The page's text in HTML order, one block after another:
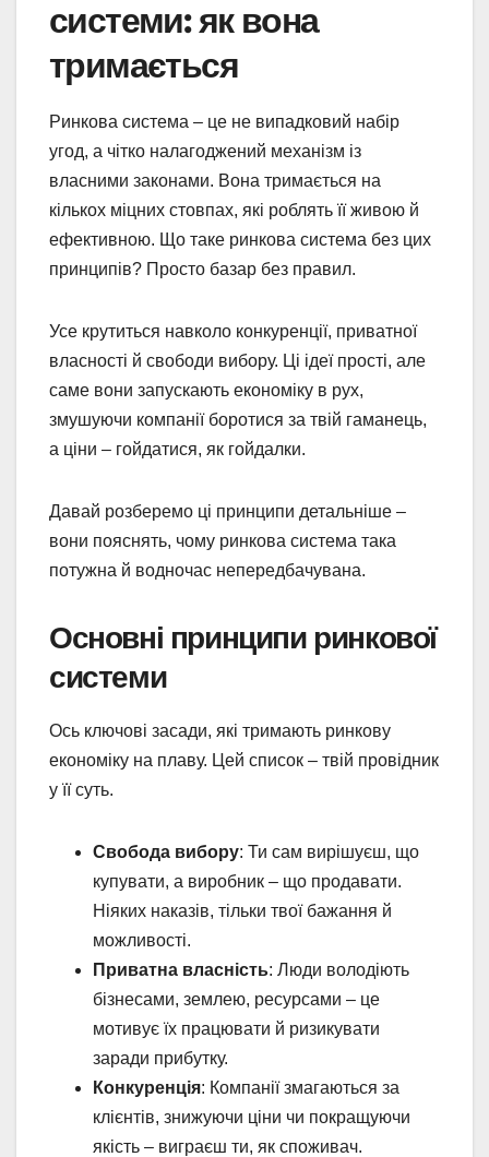
системи: як вона
тримається
Ринкова система – це не випадковий набір
угод, а чітко налагоджений механізм із
власними законами. Вона тримається на
кількох міцних стовпах, які роблять її живою й
ефективною. Що таке ринкова система без цих
принципів? Просто базар без правил.
Усе крутиться навколо конкуренції, приватної
власності й свободи вибору. Ці ідеї прості, але
саме вони запускають економіку в рух,
змушуючи компанії боротися за твій гаманець,
а ціни – гойдатися, як гойдалки.
Давай розберемо ці принципи детальніше –
вони пояснять, чому ринкова система така
потужна й водночас непередбачувана.
Основні принципи ринкової
системи
Ось ключові засади, які тримають ринкову
економіку на плаву. Цей список – твій провідник
у її суть.
Свобода вибору: Ти сам вирішуєш, що
купувати, а виробник – що продавати.
Ніяких наказів, тільки твої бажання й
можливості.
Приватна власність: Люди володіють
бізнесами, землею, ресурсами – це
мотивує їх працювати й ризикувати
заради прибутку.
Конкуренція: Компанії змагаються за
клієнтів, знижуючи ціни чи покращуючи
якість – виграєш ти, як споживач.